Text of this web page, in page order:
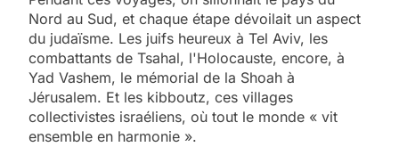
Nord au Sud, et chaque étape dévoilait un aspect
du judaïsme. Les juifs heureux à Tel Aviv, les
combattants de Tsahal, l'Holocauste, encore, à
Yad Vashem, le mémorial de la Shoah à
Jérusalem. Et les kibboutz, ces villages
collectivistes israéliens, où tout le monde « vit
ensemble en harmonie ».